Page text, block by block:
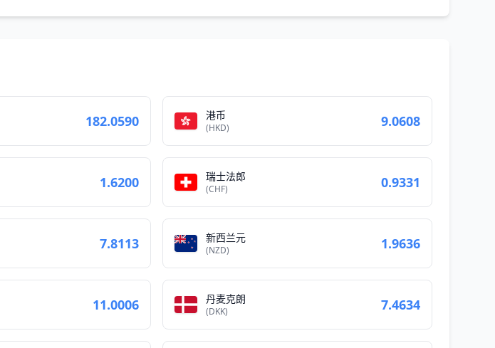
182.0590 港币
(HKD) 9.0608
1.6200 瑞士法郎
(CHF) 0.9331
7.8113 新西兰元
(NZD) 1.9636
11.0006 丹麦克朗
(DKK) 7.4634